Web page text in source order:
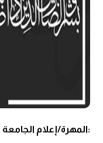
:المهرة/إعلام الجامعة